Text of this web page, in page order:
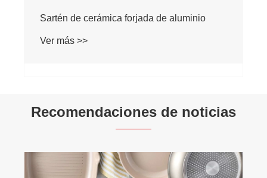
Recomendaciones de noticias